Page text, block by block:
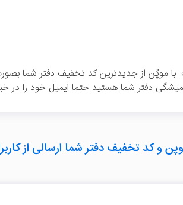
موپُن از جدیدترین کد تخفیف دفتر شما
شما هستید حتما ایمیل خود را در
و کد تخفیف دفتر شما ارسالی از